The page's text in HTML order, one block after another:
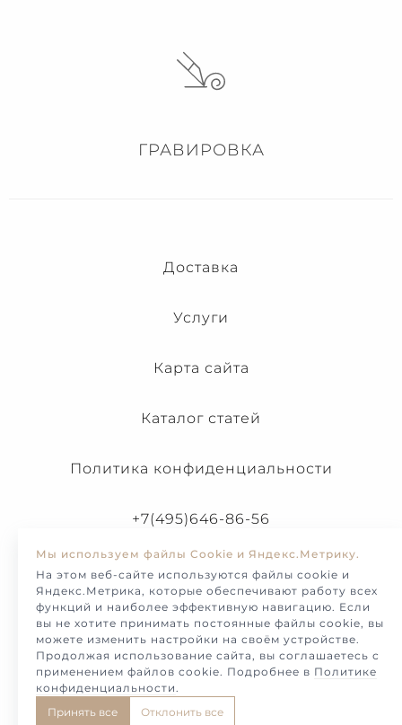
ГРАВИРОВКА
Доставка
Услуги
Карта сайта
Каталог статей
Политика конфиденциальности
+7(495)646-86-56
Мы используем файлы Cookie и Яндекс.Метрику.
На этом веб-сайте используются файлы cookie и
Яндекс.Метрика, которые обеспечивают работу всех
функций и наиболее эффективную навигацию. Если
вы не хотите принимать постоянные файлы cookie, вы
можете изменить настройки на своём устройстве.
Продолжая использование сайта, вы соглашаетесь с
применением файлов cookie. Подробнее в Политике
конфиденциальности.
Принять все
Отклонить все